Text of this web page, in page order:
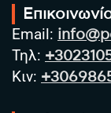
Email:
Τηλ:
Κιν: